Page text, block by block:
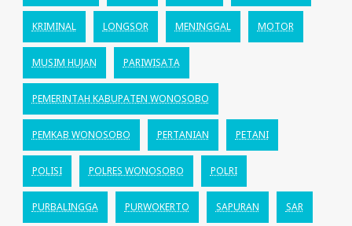
KRIMINAL LONGSOR MENINGGAL MOTOR
MUSIM HUJAN PARIWISATA
PEMERINTAH KABUPATEN WONOSOBO
PEMKAB WONOSOBO PERTANIAN PETANI
POLISI POLRES WONOSOBO POLRI
PURBALINGGA PURWOKERTO SAPURAN SAR